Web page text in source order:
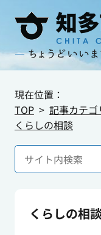
現在位置：
TOP
記事カテゴ
くらしの相談
くらしの相